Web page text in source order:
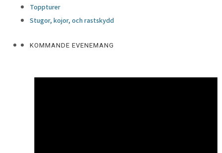
Toppturer
Stugor, kojor, och rastskydd
KOMMANDE EVENEMANG